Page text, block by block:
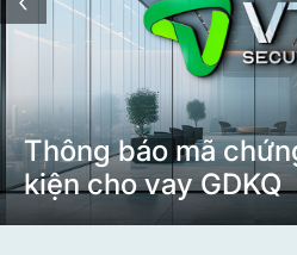
Thông báo mã
kiện cho vay GDKQ